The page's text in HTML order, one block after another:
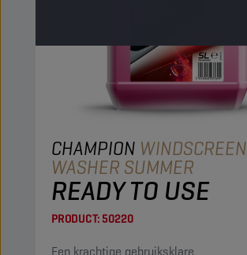
CHAMPION WINDSCREEN
WASHER SUMMER
READY TO USE
PRODUCT:50220
Een krachtige gebruiksklare